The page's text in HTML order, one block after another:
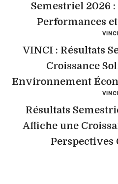
Semestriel 2026
Performances
VINCI
VINCI : Résultats
Croissance
Environnement
VINCI
Résultats
Affiche une
Perspectives